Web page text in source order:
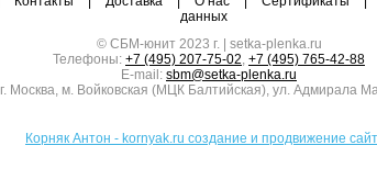
данных
© СБМ-юнит 2023 г. | setka-plenka.ru
Телефоны: +7 (495) 207-75-02, +7 (495) 765-42-88
E-mail: sbm@setka-plenka.ru
г. Москва, м. Войковская (МЦК Балтийская), ул. Адмирала
Корняк Антон - kornyak.ru создание и продвижение